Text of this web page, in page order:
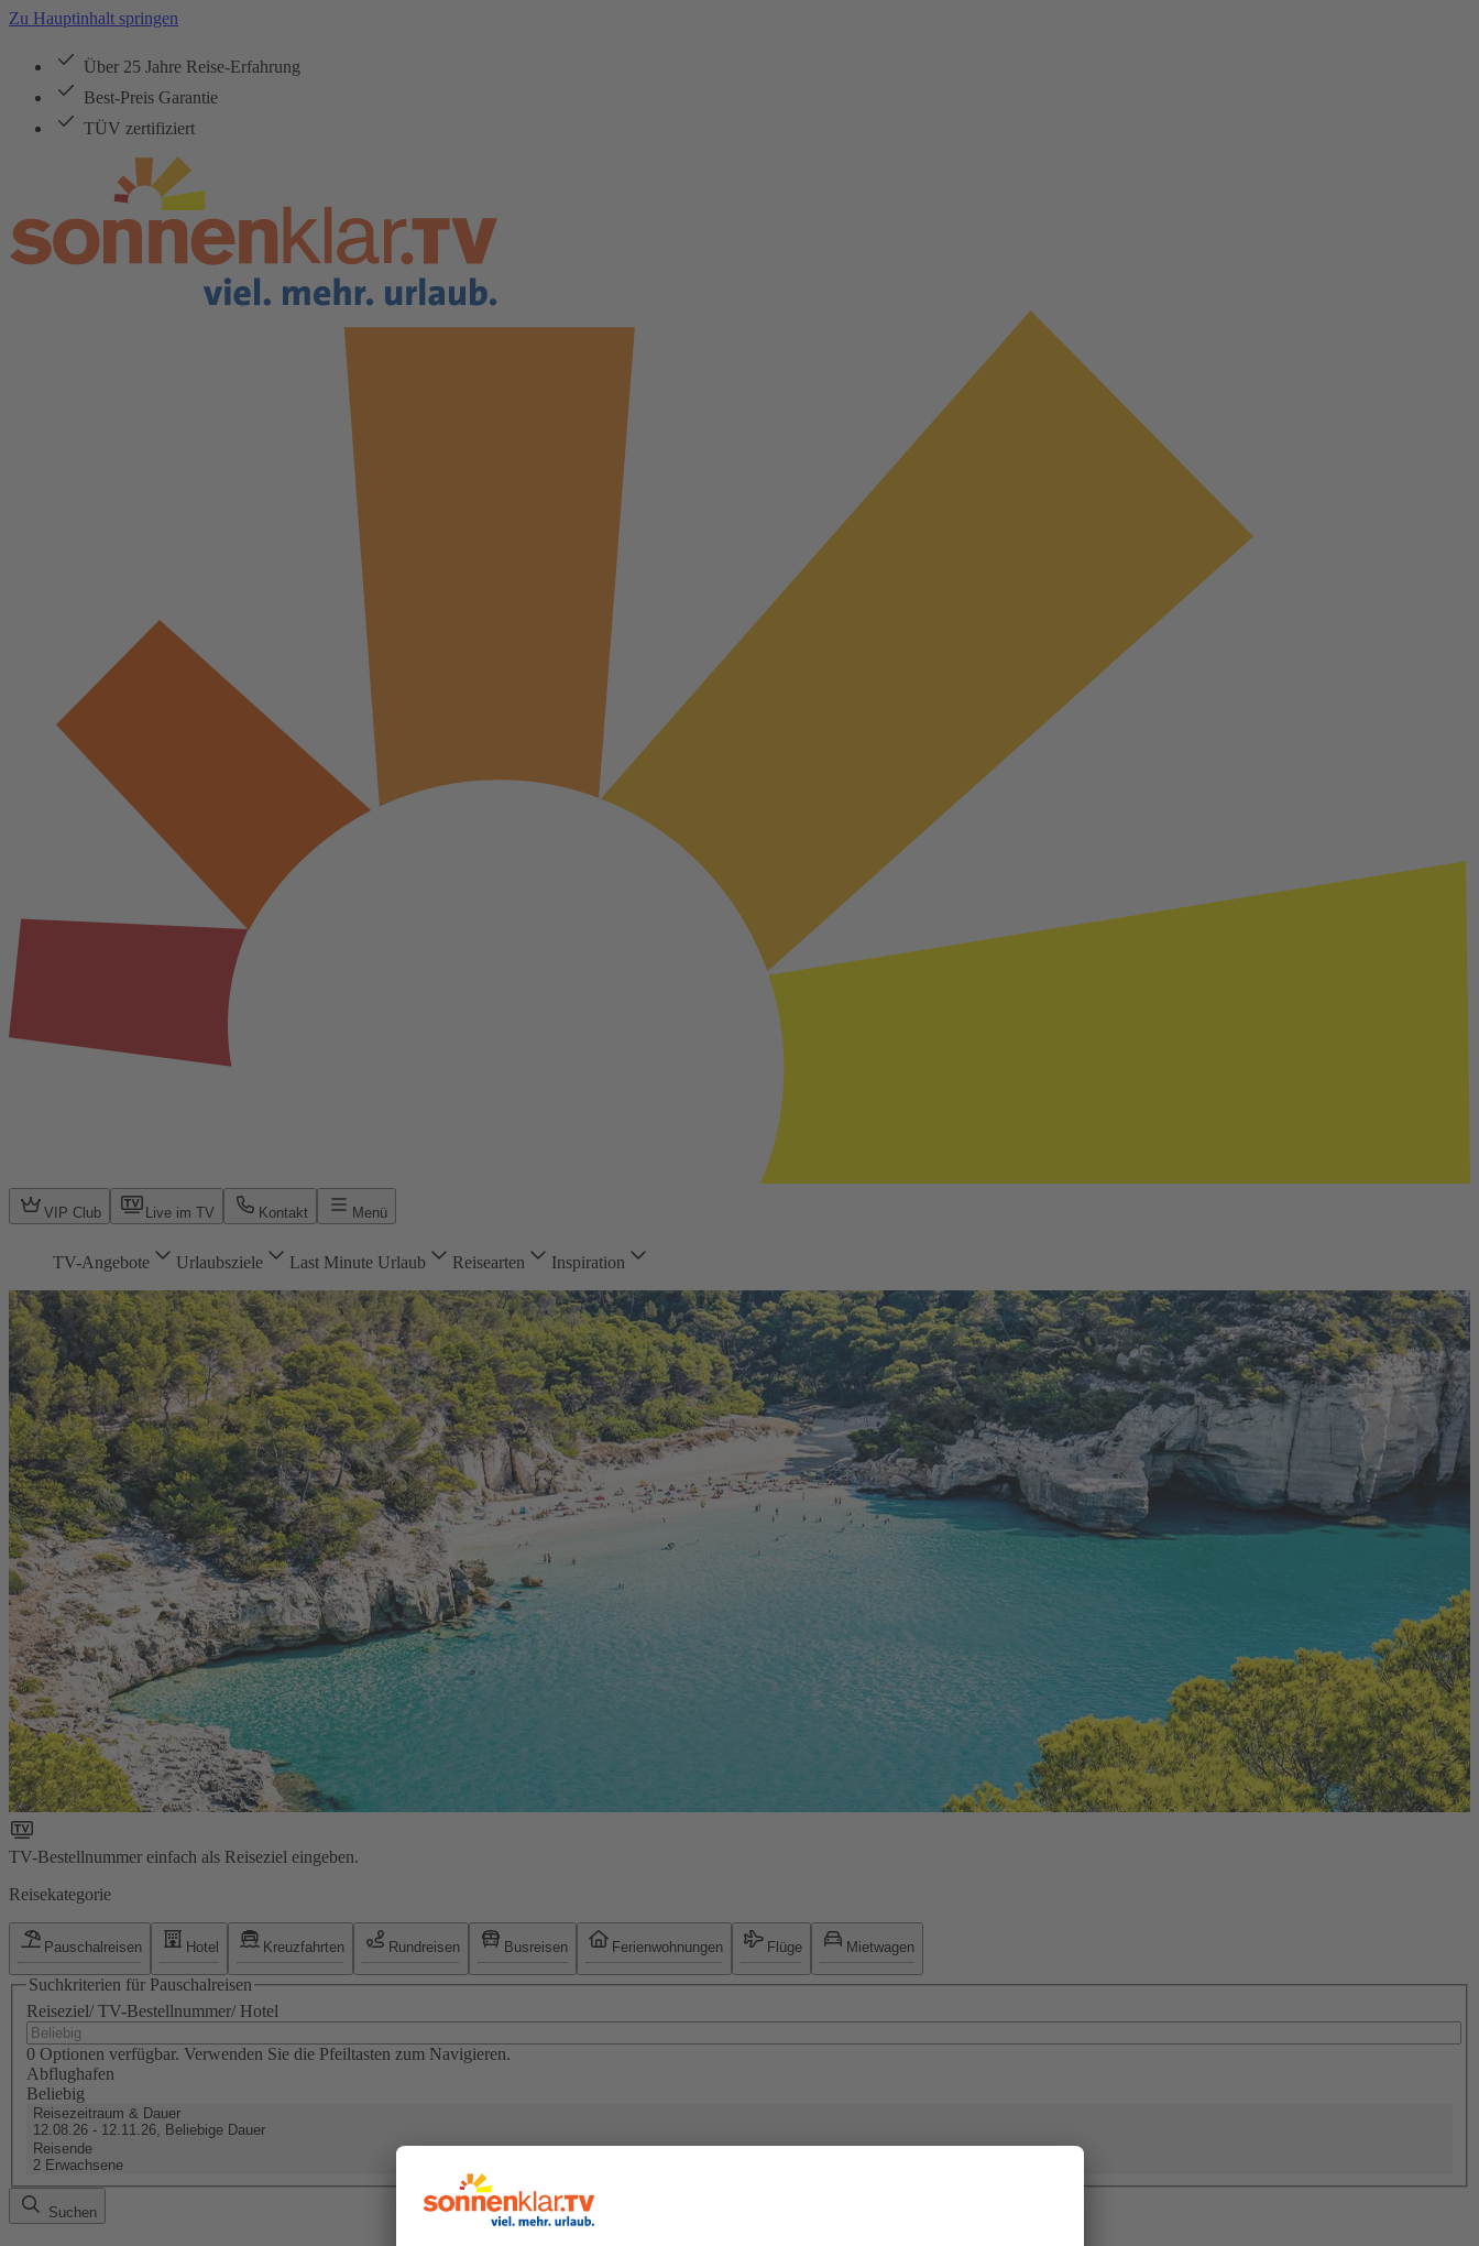
Zu Hauptinhalt springen
Über 25 Jahre Reise-Erfahrung
Best-Preis Garantie
TÜV zertifiziert
VIP Club Live im TV Kontakt Menü
TV-Angebote Urlaubsziele Last Minute Urlaub Reisearten Inspiration
TV-Bestellnummer einfach als Reiseziel eingeben.
Reisekategorie
Pauschalreisen Hotel Kreuzfahrten Rundreisen Busreisen Ferienwohnungen Flüge Mietwagen
Suchkriterien für Pauschalreisen
Reiseziel/ TV-Bestellnummer/ Hotel
0 Optionen verfügbar. Verwenden Sie die Pfeiltasten zum Navigieren.
Abflughafen
Beliebig
Reisezeitraum & Dauer
12.08.26 - 12.11.26, Beliebige Dauer
Reisende
2 Erwachsene
Suchen